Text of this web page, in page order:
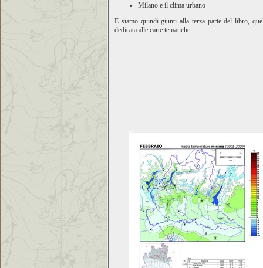
Milano e il clima urbano
E siamo quindi giunti alla terza parte del libro,
dedicata alle carte tematiche.